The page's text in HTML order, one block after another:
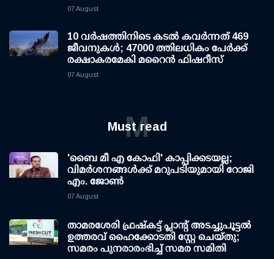
07 August
10 വര്‍ഷത്തിനിടെ കടല്‍ കവര്‍ന്നത് 469
ജീവനുകള്‍; 47000 ത്തിലധികം പേര്‍ക്ക്
രക്ഷാകരമേകി മറൈന്‍ ഫിഷറീസ്
07 August
Must read
M
'ബൈ മീ എ കോഫി' കാപ്പിക്കടയല്ല;
വിമര്‍ശനങ്ങള്‍ക്ക് മറുപടിയുമായി റോജി
എം. ജോണ്‍
07 August
താമരശേരി ഫ്രഷ്കട്ട് പ്ലാന്റ് അടച്ചുപൂട്ടൽ
ഉത്തരവ് ഹൈക്കോടതി സ്റ്റേ ചെയ്തു;
സമരം പുനരാരംഭിച്ച് സമര സമിതി